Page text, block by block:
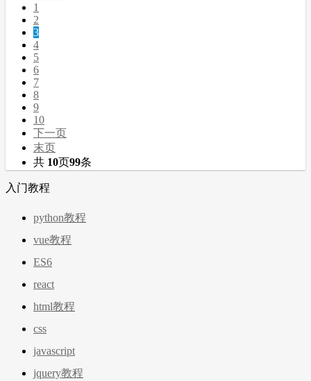
1
2
3
4
5
6
7
8
9
10
下一页
末页
共 10页99条
入门教程
python教程
vue教程
ES6
react
html教程
css
javascript
jquery教程